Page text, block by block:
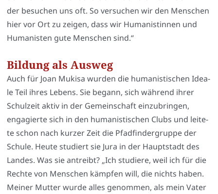
der besu­chen uns oft. So ver­su­chen wir den Men­schen
hier vor Ort zu zei­gen, dass wir Huma­nis­tin­nen und
Huma­nis­ten gute Men­schen sind.“
Bildung als Ausweg
Auch für Joan Muki­sa wur­den die huma­nis­ti­schen Idea­
le Teil ihres Lebens. Sie begann, sich wäh­rend ihrer
Schul­zeit aktiv in der Gemein­schaft ein­zu­brin­gen,
enga­gier­te sich in den huma­nis­ti­schen Clubs und lei­te­
te schon nach kur­zer Zeit die Pfad­fin­der­grup­pe der
Schu­le. Heu­te stu­diert sie Jura in der Haupt­stadt des
Lan­des. Was sie antreibt? „Ich stu­die­re, weil ich für die
Rech­te von Men­schen kämp­fen will, die nichts haben.
Mei­ner Mut­ter wur­de alles genom­men, als mein Vater